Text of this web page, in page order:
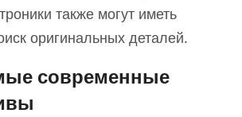
также могут иметь
оригинальных деталей.
современные